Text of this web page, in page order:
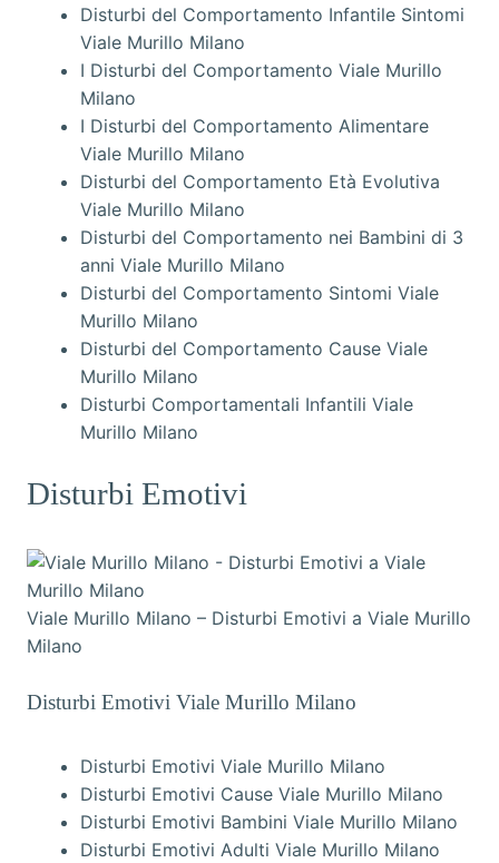
Disturbi del Comportamento Infantile Sintomi
Viale Murillo Milano
I Disturbi del Comportamento Viale Murillo
Milano
I Disturbi del Comportamento Alimentare
Viale Murillo Milano
Disturbi del Comportamento Età Evolutiva
Viale Murillo Milano
Disturbi del Comportamento nei Bambini di 3
anni Viale Murillo Milano
Disturbi del Comportamento Sintomi Viale
Murillo Milano
Disturbi del Comportamento Cause Viale
Murillo Milano
Disturbi Comportamentali Infantili Viale
Murillo Milano
Disturbi Emotivi
Viale Murillo Milano – Disturbi Emotivi a Viale Murillo
Milano
Disturbi Emotivi Viale Murillo Milano
Disturbi Emotivi Viale Murillo Milano
Disturbi Emotivi Cause Viale Murillo Milano
Disturbi Emotivi Bambini Viale Murillo Milano
Disturbi Emotivi Adulti Viale Murillo Milano